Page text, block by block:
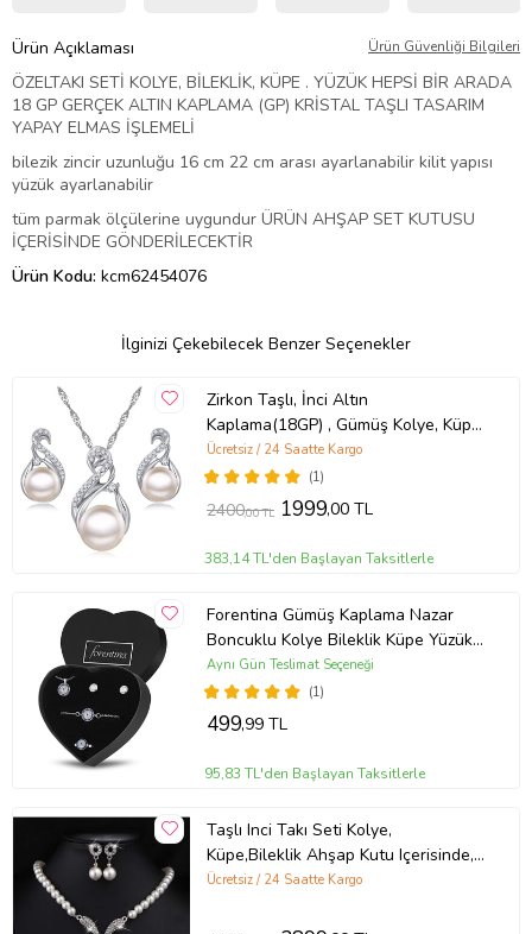
Ürün Açıklaması Ürün Güvenliği Bilgileri
ÖZELTAKI SETİ KOLYE, BİLEKLİK, KÜPE . YÜZÜK HEPSİ BİR ARADA
18 GP GERÇEK ALTIN KAPLAMA (GP) KRİSTAL TAŞLI TASARIM
YAPAY ELMAS İŞLEMELİ
bilezik zincir uzunluğu 16 cm 22 cm arası ayarlanabilir kilit yapısı
yüzük ayarlanabilir
tüm parmak ölçülerine uygundur ÜRÜN AHŞAP SET KUTUSU
İÇERİSİNDE GÖNDERİLECEKTİR
Ürün Kodu: kcm62454076
İlginizi Çekebilecek Benzer Seçenekler
Zirkon Taşlı, İnci Altın
Kaplama(18GP) , Gümüş Kolye, Küpe
,Takı Seti Ahşap Kutu (Gümüş)
(1)
Ücretsiz / 24 Saatte Kargo
2400,00 TL 1999,00 TL
383,14 TL'den Başlayan Taksitlerle
Forentina Gümüş Kaplama Nazar
Boncuklu Kolye Bileklik Küpe Yüzük
Kalpli Kutuda Takı Seti PS3262
(1)
Aynı Gün Teslimat Seçeneği
499,99 TL
95,83 TL'den Başlayan Taksitlerle
Taşlı Inci Takı Seti Kolye,
Küpe,Bileklik Ahşap Kutu Içerisinde,
Sevgililer Günü Hediyesi
Ücretsiz / 24 Saatte Kargo